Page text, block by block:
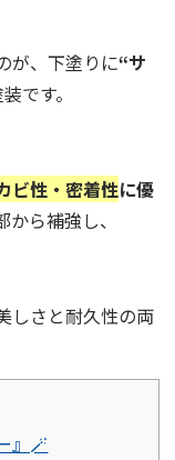
が、下塗りに“サ
です。
ビ性・密着性に優
ら補強し、
しさと耐久性の両
』🪄